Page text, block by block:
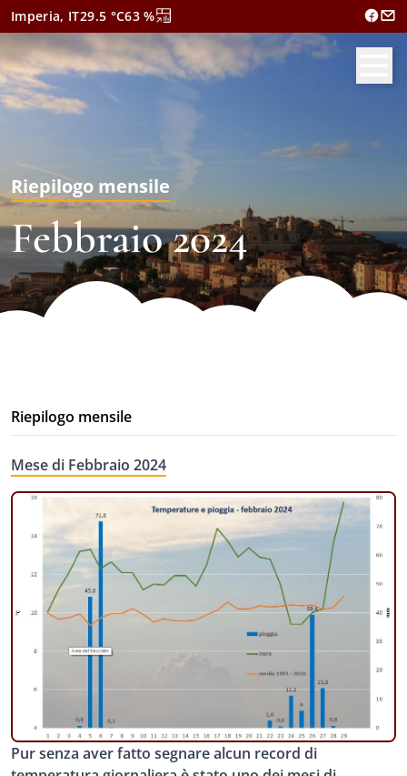
Imperia, IT29.5 °C63 %
Riepilogo mensile
Febbraio 2024
Riepilogo mensile
Mese di Febbraio 2024
Pur senza aver fatto segnare alcun record di